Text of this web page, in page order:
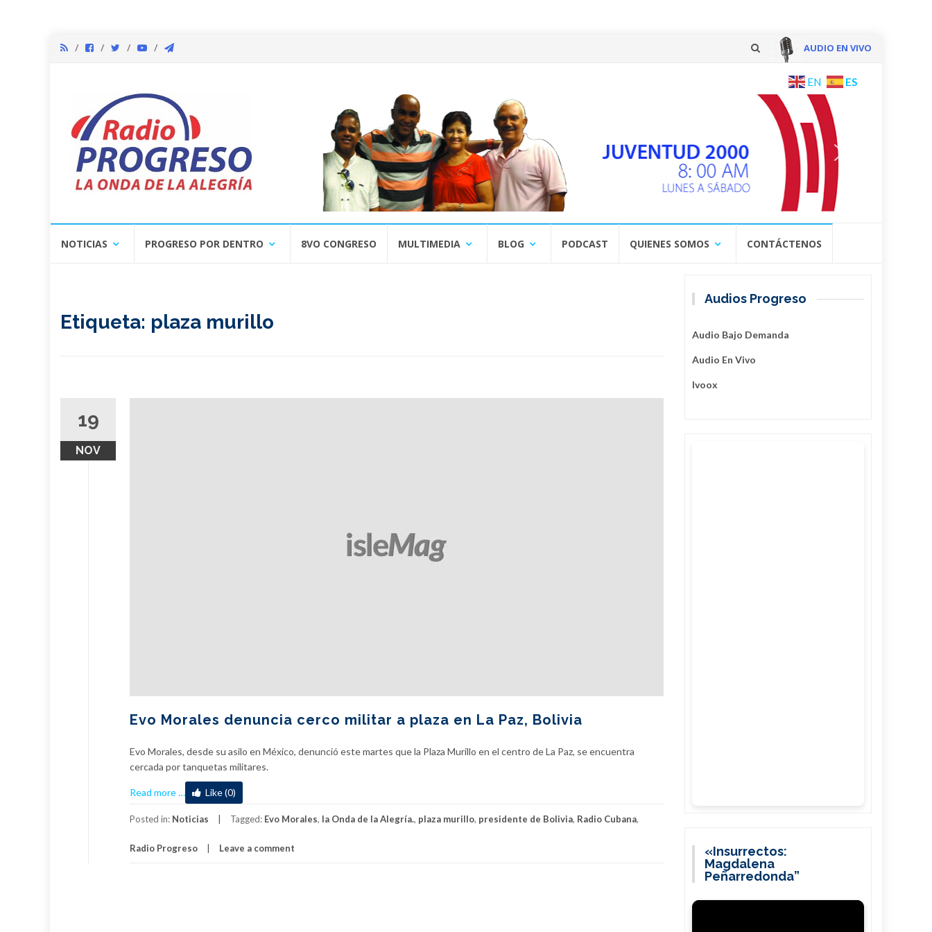
AUDIO EN VIVO
content
EN ES
NOTICIAS PROGRESO POR DENTRO 8VO CONGRESO MULTIMEDIA BLOG PODCAST QUIENES SOMOS CONTÁCTENOS
Etiqueta: plaza murillo
19
NOV
Evo Morales denuncia cerco militar a plaza en La Paz, Bolivia
Evo Morales, desde su asilo en México, denunció este martes que la Plaza Murillo en el centro de La Paz, se encuentra
cercada por tanquetas militares.
Read more
about
Evo
Morales
cerco
… Like (0)
Posted in: Noticias Tagged: Evo Morales, la Onda de la Alegría., plaza murillo, presidente de Bolivia, Radio Cubana,
Radio Progreso Leave a comment
Audios Progreso
Audio Bajo Demanda
Audio En Vivo
Ivoox
«Insurrectos:
Magdalena
Peñarredonda”